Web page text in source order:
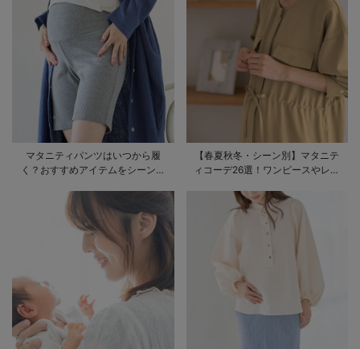
マタニティパンツはいつから履
く？おすすめアイテムをシーン別
【春夏秋冬・シーン別】マタニテ
ィコーデ26選！ワンピースやレギ